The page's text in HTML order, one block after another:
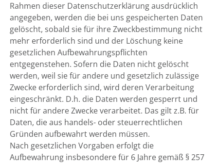
Rahmen dieser Datenschutzerklärung ausdrücklich
angegeben, werden die bei uns gespeicherten Daten
gelöscht, sobald sie für ihre Zweckbestimmung nicht
mehr erforderlich sind und der Löschung keine
gesetzlichen Aufbewahrungspflichten
entgegenstehen. Sofern die Daten nicht gelöscht
werden, weil sie für andere und gesetzlich zulässige
Zwecke erforderlich sind, wird deren Verarbeitung
eingeschränkt. D.h. die Daten werden gesperrt und
nicht für andere Zwecke verarbeitet. Das gilt z.B. für
Daten, die aus handels- oder steuerrechtlichen
Gründen aufbewahrt werden müssen.
Nach gesetzlichen Vorgaben erfolgt die
Aufbewahrung insbesondere für 6 Jahre gemäß § 257